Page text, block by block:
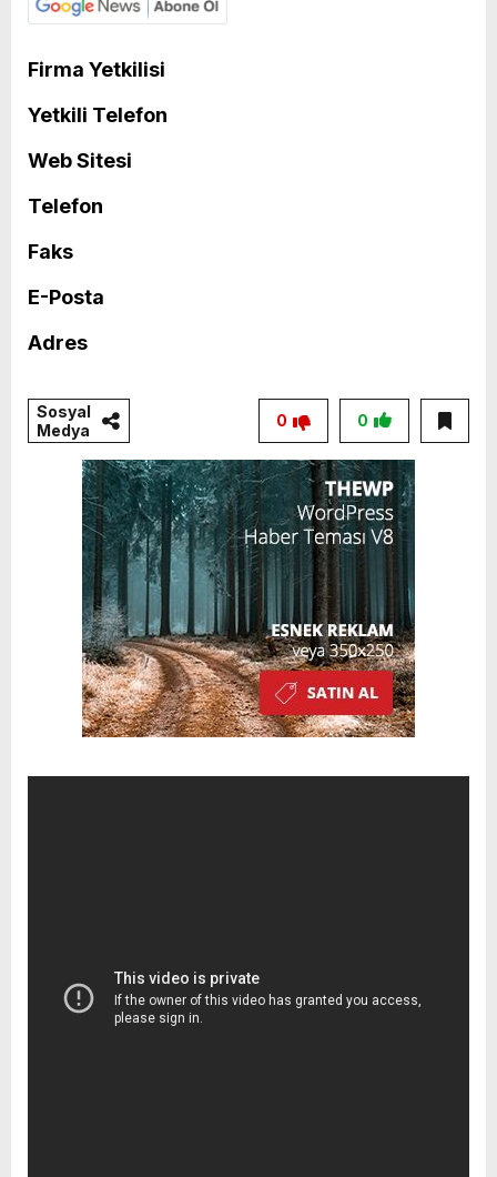
Firma Yetkilisi
Yetkili Telefon
Web Sitesi
Telefon
Faks
E-Posta
Adres
Sosyal
Medya
0
0